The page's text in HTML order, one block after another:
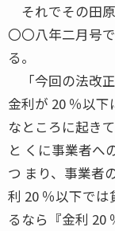
それでその田
〇〇八年二月号
る。
「今回の法改
金利が 20 ％以
なところに起きて
と くに事業者へ
つ まり、事業者
利 20 ％以下で
るなら『金利 20